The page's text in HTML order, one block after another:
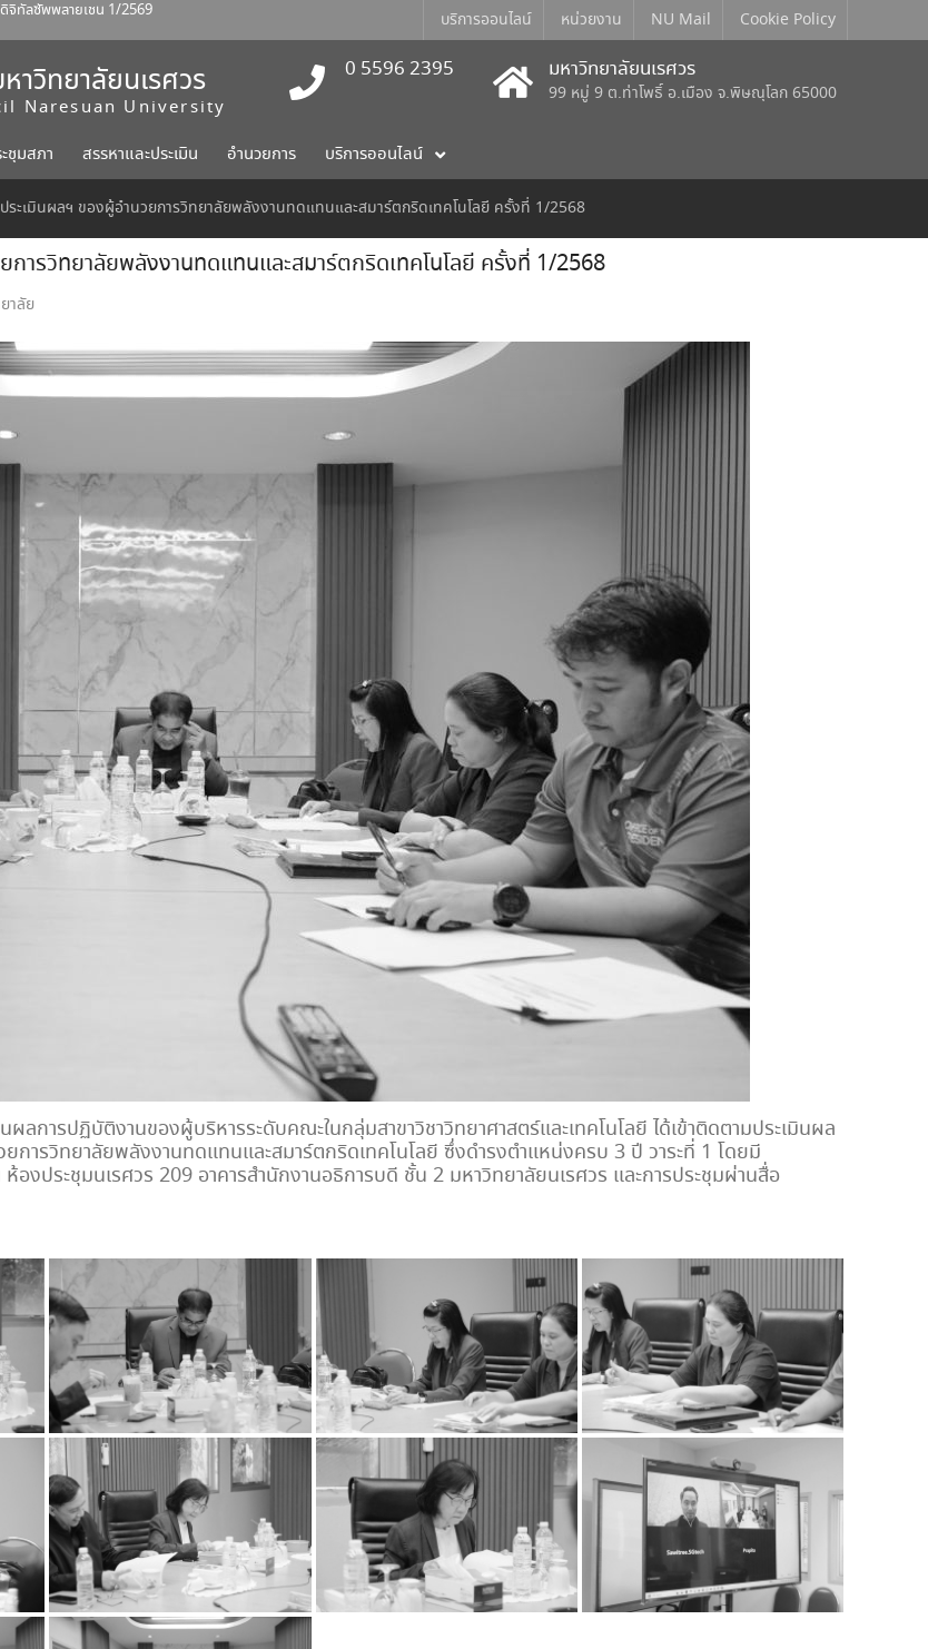
จิทัลซัพพลายเชน 1/2569
สตร์ ศิลปะและการ
บริการออนไลน์ หน่วยงาน NU Mail Cookie Policy
าวิทยาลัยนเรศวร
Naresuan University
0 5596 2395 มหาวิทยาลัยนเรศวร
99 หมู่ 9 ต.ท่าโพธิ์ อ.เมือง จ.พิษณุโลก 65000
ชุมสภา สรรหาและประเมิน อำนวยการ บริการออนไลน์
ระเมินผลฯ ของผู้อำนวยการวิทยาลัยพลังงานทดแทนและสมาร์ตกริดเทคโนโลยี ครั้งที่ 1/2568
ารวิทยาลัยพลังงานทดแทนและสมาร์ตกริดเทคโนโลยี ครั้งที่ 1/2568
าลัย
การปฏิบัติงานของผู้บริหารระดับคณะในกลุ่มสาขาวิชาวิทยาศาสตร์และเทคโนโลยี ได้เข้าติดตามประเมินผล
ารวิทยาลัยพลังงานทดแทนและสมาร์ตกริดเทคโนโลยี ซึ่งดำรงตำแหน่งครบ 3 ปี วาระที่ 1 โดยมี
งประชุมนเรศวร 209 อาคารสำนักงานอธิการบดี ชั้น 2 มหาวิทยาลัยนเรศวร และการประชุมผ่านสื่อ